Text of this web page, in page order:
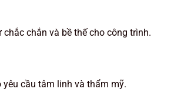
chắn và bề thế cho công trình.
cầu tâm linh và thẩm mỹ.